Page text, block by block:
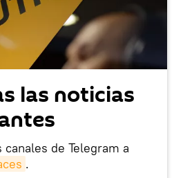
las noticias
de Telegram a
.